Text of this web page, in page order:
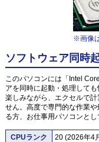
※画像
ソフトウェア同時
このパソコンには「Intel
アを同時に起動・処理して
楽しみながら、エクセルで
せん。高度で専門的な作業
る方、お仕事用パソコンとし
CPUランク 20 (2026年4